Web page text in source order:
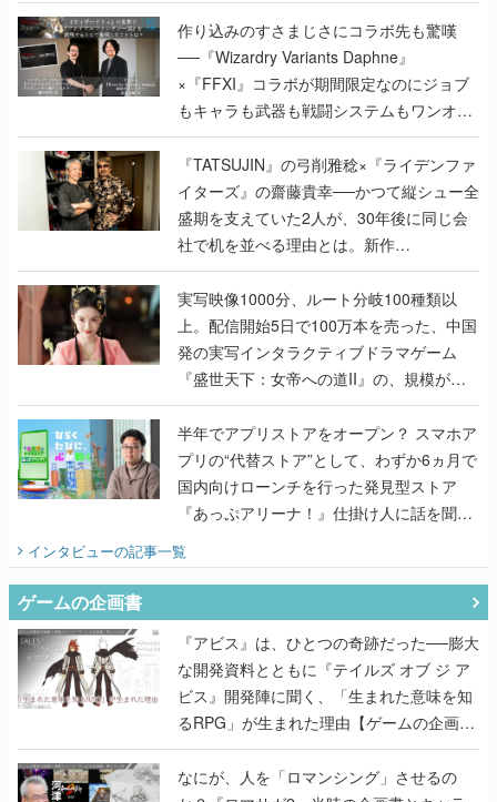
作り込みのすさまじさにコラボ先も驚嘆
──『Wizardry Variants Daphne』
×『FFXI』コラボが期間限定なのにジョブ
もキャラも武器も戦闘システムもワンオフ
で作り込まれた理由を両ディレクターに聞
く
『TATSUJIN』の弓削雅稔×『ライデンファ
イターズ』の齋藤貴幸──かつて縦シュー全
盛期を支えていた2人が、30年後に同じ会
社で机を並べる理由とは。新作
『TATSUJIN EXTREME』で初タッグを組
んだレジェンド2人に訊く開発秘話
実写映像1000分、ルート分岐100種類以
上。配信開始5日で100万本を売った、中国
発の実写インタラクティブドラマゲーム
『盛世天下：女帝への道II』の、規模が違
うこだわりをプロデューサーに聞いた
半年でアプリストアをオープン？ スマホア
プリの“代替ストア”として、わずか6ヵ月で
国内向けローンチを行った発見型ストア
『あっぷアリーナ！』仕掛け人に話を聞い
インタビューの記事一覧
ゲームの企画書
『アビス』は、ひとつの奇跡だった──膨大
な開発資料とともに『テイルズ オブ ジ ア
ビス』開発陣に聞く、「生まれた意味を知
るRPG」が生まれた理由【ゲームの企画
書】
なにが、人を「ロマンシング」させるの